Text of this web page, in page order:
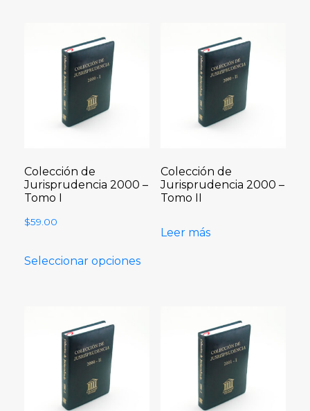
Colección de
Jurisprudencia 2000 –
Tomo I
$59.00
Seleccionar opciones
Colección de
Jurisprudencia 2000 –
Tomo II
Leer más